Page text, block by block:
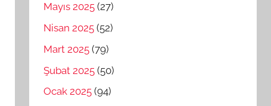
Mayıs 2025 (27)
Nisan 2025 (52)
Mart 2025 (79)
Şubat 2025 (50)
Ocak 2025 (94)